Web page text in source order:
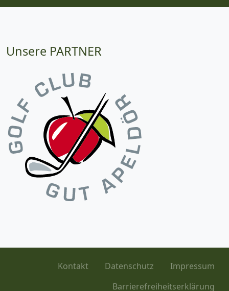
Unsere PARTNER
Kontakt Datenschutz
Impressum
Barrierefreiheitserklärung